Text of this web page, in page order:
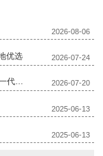
2026-08-06
优选 2026-07-24
纤亿通100GOTN光传送平台｜一体化大容量，打造新一代骨干传输底座 2026-07-20
2025-06-13
2025-06-13